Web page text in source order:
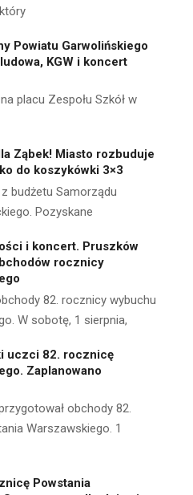
Powiatu Garwolińskiego
KGW i koncert
placu Zespołu Szkół w
Ząbek! Miasto rozbuduje
do koszykówki 3×3
budżetu Samorządu
Pozyskane
i koncert. Pruszków
rocznicy
82. rocznicy wybuchu
W sobotę, 1 sierpnia,
uczci 82. rocznicę
Zaplanowano
obchody 82.
Warszawskiego. 1
Powstania